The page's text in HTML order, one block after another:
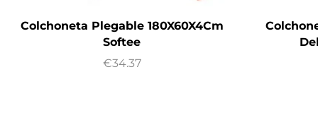
Colchoneta Plegable 180X60X4Cm
Softee
€34.37